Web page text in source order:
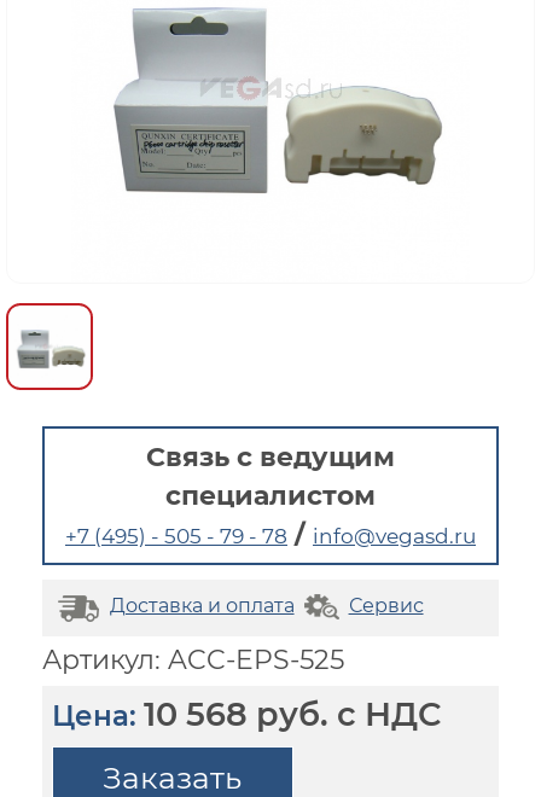
Связь с ведущим
специалистом
+7 (495) - 505 - 79 - 78 / info@vegasd.ru
Доставка и оплата Сервис
Артикул: ACC-EPS-525
Цена: 10 568 руб. с НДС
Заказать